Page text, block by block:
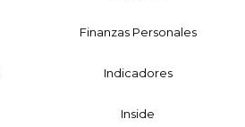
Finanzas Personales
Indicadores
Inside